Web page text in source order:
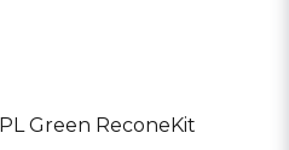
Green ReconeKit